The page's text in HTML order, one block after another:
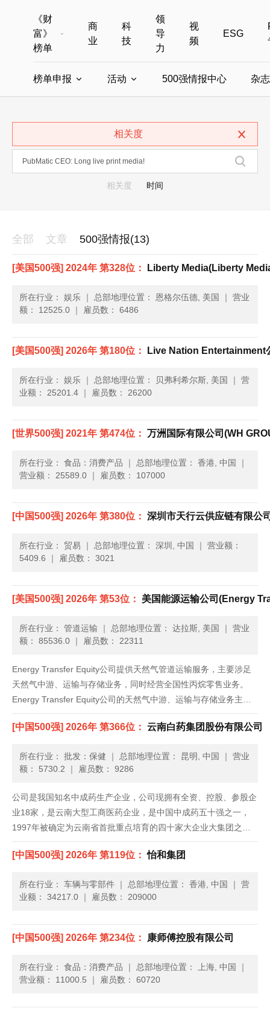
《财
富》
榜单
全部榜单
中国最具影响力商界女性
商
业
科
技
领
导
力
视
频
ESG
榜单申报 活动 500强情报中心 杂
相关度
相关度 时间
全部 文章 500强情报(13)
[美国500强] 2024年 第328位： Liberty Media(Liberty
所在行业： 娱乐 ｜ 总部地理位置： 恩格尔伍德, 美国 ｜ 营业
额： 12525.0 ｜ 雇员数： 6486
[美国500强] 2026年 第180位： Live Nation
所在行业： 娱乐 ｜ 总部地理位置： 贝弗利希尔斯, 美国 ｜ 营
业额： 25201.4 ｜ 雇员数： 26200
[世界500强] 2021年 第474位： 万洲国际有限公司(WH
所在行业： 食品：消费产品 ｜ 总部地理位置： 香港, 中国
｜
营业额： 25589.0 ｜ 雇员数： 107000
[中国500强] 2026年 第380位： 深圳市天行云供应链有限公
所在行业： 贸易 ｜ 总部地理位置： 深圳, 中国 ｜ 营业额：
5409.6 ｜ 雇员数： 3021
[美国500强] 2026年 第53位： 美国能源运输公司(Energy
所在行业： 管道运输 ｜ 总部地理位置： 达拉斯, 美国 ｜ 营业
额： 85536.0 ｜ 雇员数： 22311
Energy Transfer Equity公司提供天然气管道运输服务，主要涉足
天然气中游、运输与存储业务，同时经营全国性丙烷零售业务。
Energy Transfer Equity公司的天然气中游、运输与存储业务主要
位于美国重要天然气产区，即德克萨斯与路易斯安那。其中主要包
括天然气采集与运输管道，三......
[中国500强] 2026年 第366位： 云南白药集团股份有限公司
所在行业： 批发：保健 ｜ 总部地理位置： 昆明, 中国 ｜ 营业
额： 5730.2 ｜ 雇员数： 9286
公司是我国知名中成药生产企业，公司现拥有全资、控股、参股企
业18家，是云南大型工商医药企业，是中国中成药五十强之一，
1997年被确定为云南省首批重点培育的四十家大企业大集团之
一。公司主要经营化学原料药、化学药制剂、中成药、中药材、生
物制品等，公司产品以云南白药系列、三七系列和云南民族特色药
[中国500强] 2026年 第119位： 怡和集团
所在行业： 车辆与零部件 ｜ 总部地理位置： 香港, 中国 ｜ 营
业额： 34217.0 ｜ 雇员数： 209000
[中国500强] 2026年 第234位： 康师傅控股有限公司
所在行业： 食品：消费产品 ｜ 总部地理位置： 上海, 中国
｜
营业额： 11000.5 ｜ 雇员数： 60720